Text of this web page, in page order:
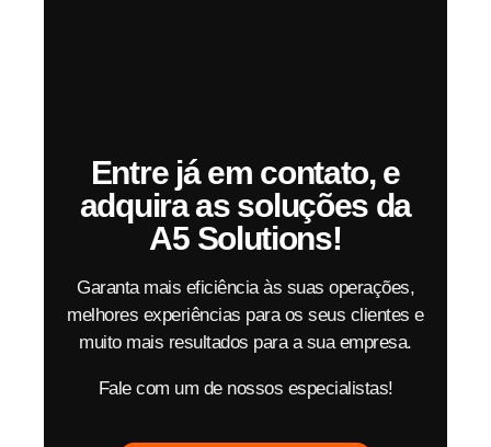
Entre já em contato, e
adquira as soluções da
A5 Solutions!
Garanta mais eficiência às suas operações,
melhores experiências para os seus clientes e
muito mais resultados para a sua empresa.
Fale com um de nossos especialistas!